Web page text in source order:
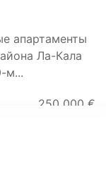
апартаменты
Ла-Кала
м...
250 000 €